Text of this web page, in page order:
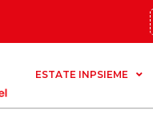
ESTATE INPSIEME